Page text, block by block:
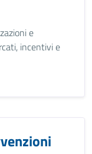
e
incentivi e